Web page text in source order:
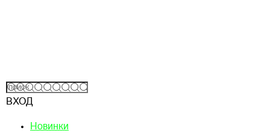
ВХОД
Новинки